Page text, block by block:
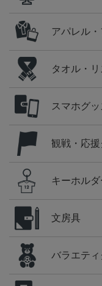
アパレル
タオル・
スマホグ
観戦・応
キーホル
文房具
バラエテ